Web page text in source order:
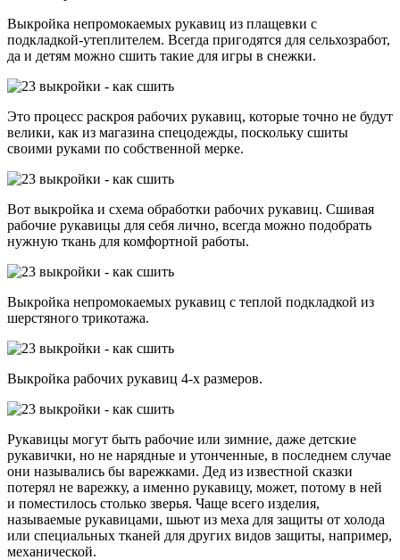
Выкройка непромокаемых рукавиц из плащевки с
подкладкой-утеплителем. Всегда пригодятся для сельхозработ,
да и детям можно сшить такие для игры в снежки.
Это процесс раскроя рабочих рукавиц, которые точно не будут
велики, как из магазина спецодежды, поскольку сшиты
своими руками по собственной мерке.
Вот выкройка и схема обработки рабочих рукавиц. Сшивая
рабочие рукавицы для себя лично, всегда можно подобрать
нужную ткань для комфортной работы.
Выкройка непромокаемых рукавиц с теплой подкладкой из
шерстяного трикотажа.
Выкройка рабочих рукавиц 4-х размеров.
Рукавицы могут быть рабочие или зимние, даже детские
рукавички, но не нарядные и утонченные, в последнем случае
они назывались бы варежками. Дед из известной сказки
потерял не варежку, а именно рукавицу, может, потому в ней
и поместилось столько зверья. Чаще всего изделия,
называемые рукавицами, шьют из меха для защиты от холода
или специальных тканей для других видов защиты, например,
механической.